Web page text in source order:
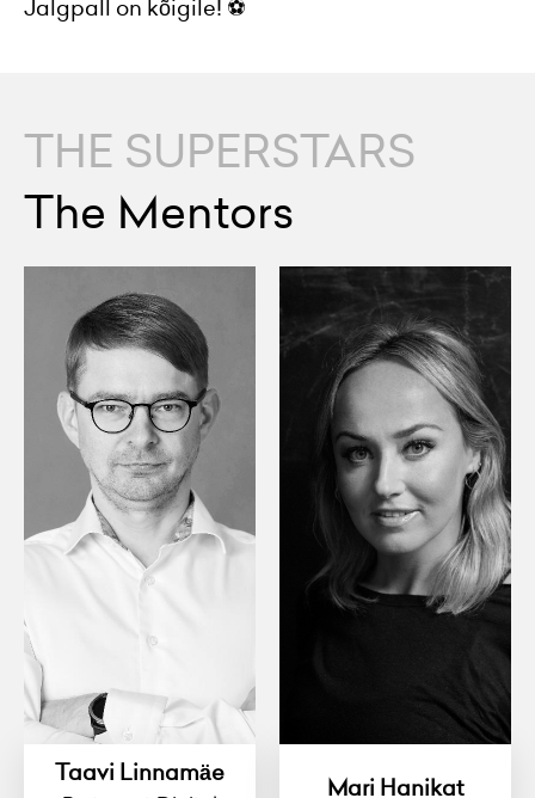
Jalgpall on kõigile! ⚽
THE SUPERSTARS
The Mentors
Taavi Linnamäe Mari Hanikat